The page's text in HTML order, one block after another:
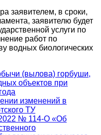
заявителем, в сроки,
заявителю будет
услуги по
работ по
водных биологических
(вылова) горбуши,
объектов при
изменений в
ТУ
№ 114-О «Об